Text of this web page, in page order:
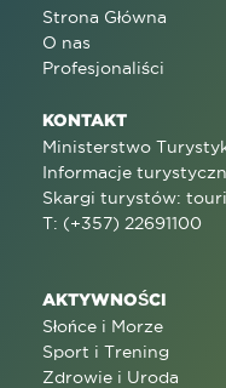
Strona Główna
O nas
Profesjonaliści
KONTAKT
Ministerstwo
Informacje
Skargi turystów:
T: (+357) 22691100
AKTYWNOŚCI
Słońce i Morze
Sport i Trening
Zdrowie i Uroda